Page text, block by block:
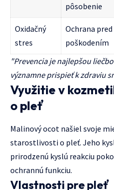
pôsobenie
Oxidačný
stres
Ochrana pred
poškodením
"Prevencia je najlepšou
významne prispieť k zdraviu
Využitie v
o pleť
Malinový ocot našiel svoje
starostlivosti o pleť. Jeho
prirodzenú kyslú reakciu
ochrannú funkciu.
Vlastnosti pre pleť